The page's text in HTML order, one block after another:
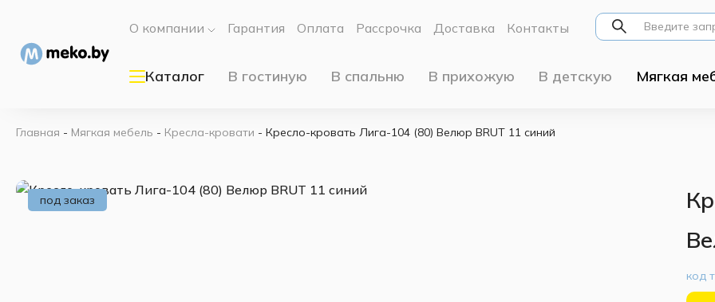
О компании Гарантия Оплата Рассрочка Доставка Контакты
Каталог В гостиную В спальню В прихожую В детскую Мягкая
Главная - Мягкая мебель - Кресла-кровати - Кресло-кровать Лига-104 (80) Велюр BRUT 11 синий
под заказ
код